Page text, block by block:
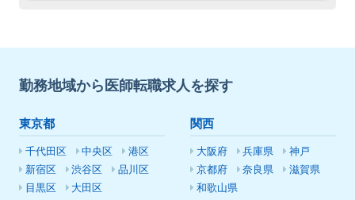
勤務地域から医師転職求人を探す
東京都
千代田区 中央区
港区
新宿区
渋谷区
品川区
目黒区
大田区
関西
大阪府 兵庫県
神戸
京都府
奈良県
滋賀県
和歌山県